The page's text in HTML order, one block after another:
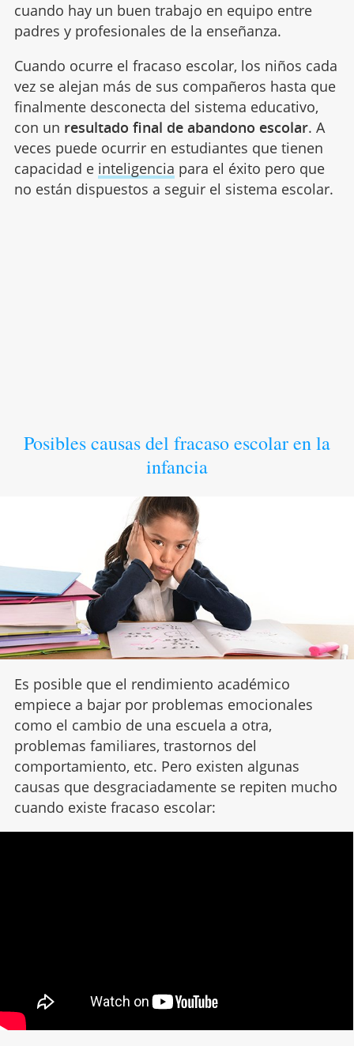
cuando hay un buen trabajo en equipo entre
padres y profesionales de la enseñanza.
Cuando ocurre el fracaso escolar, los niños cada
vez se alejan más de sus compañeros hasta que
finalmente desconecta del sistema educativo,
con un resultado final de abandono escolar. A
veces puede ocurrir en estudiantes que tienen
capacidad e inteligencia para el éxito pero que
no están dispuestos a seguir el sistema escolar.
Posibles causas del fracaso escolar en la
infancia
Es posible que el rendimiento académico
empiece a bajar por problemas emocionales
como el cambio de una escuela a otra,
problemas familiares, trastornos del
comportamiento, etc. Pero existen algunas
causas que desgraciadamente se repiten mucho
cuando existe fracaso escolar: